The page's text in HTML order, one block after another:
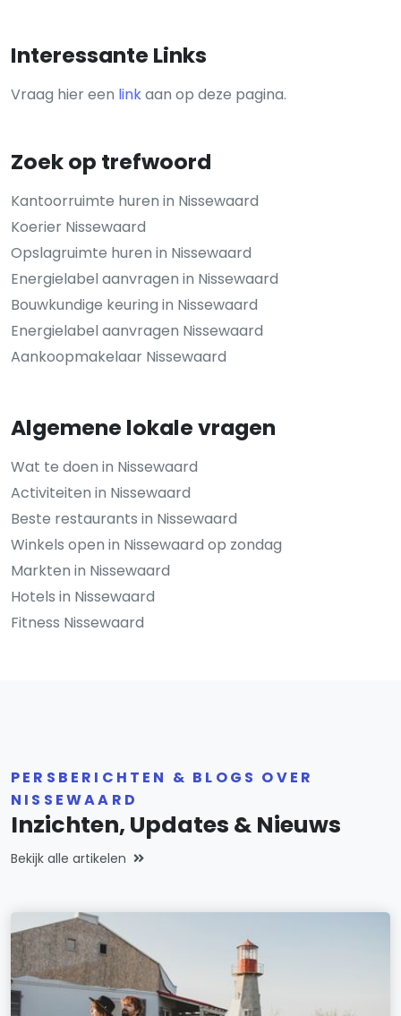
Interessante Links
Vraag hier een linkaan op deze pagina.
Zoek op trefwoord
Kantoorruimte huren in Nissewaard
Koerier Nissewaard
Opslagruimte huren in Nissewaard
Energielabel aanvragen in Nissewaard
Bouwkundige keuring in Nissewaard
Energielabel aanvragen Nissewaard
Aankoopmakelaar Nissewaard
Algemene lokale vragen
Wat te doen in Nissewaard
Activiteiten in Nissewaard
Beste restaurants in Nissewaard
Winkels open in Nissewaard op zondag
Markten in Nissewaard
Hotels in Nissewaard
Fitness Nissewaard
PERSBERICHTEN & BLOGS OVER
NISSEWAARD
Inzichten, Updates & Nieuws
Bekijk alle artikelen